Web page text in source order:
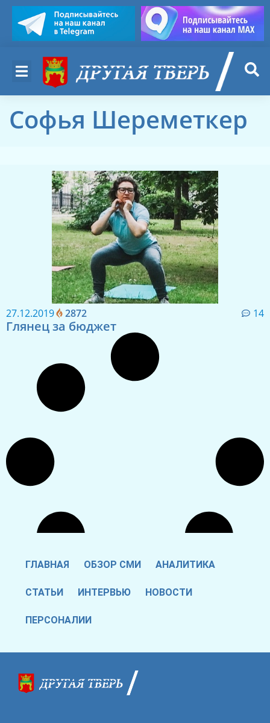
Софья Шереметкер
27.12.2019 2872 14
Глянец за бюджет
ГЛАВНАЯ ОБЗОР СМИ АНАЛИТИКА
СТАТЬИ ИНТЕРВЬЮ НОВОСТИ
ПЕРСОНАЛИИ